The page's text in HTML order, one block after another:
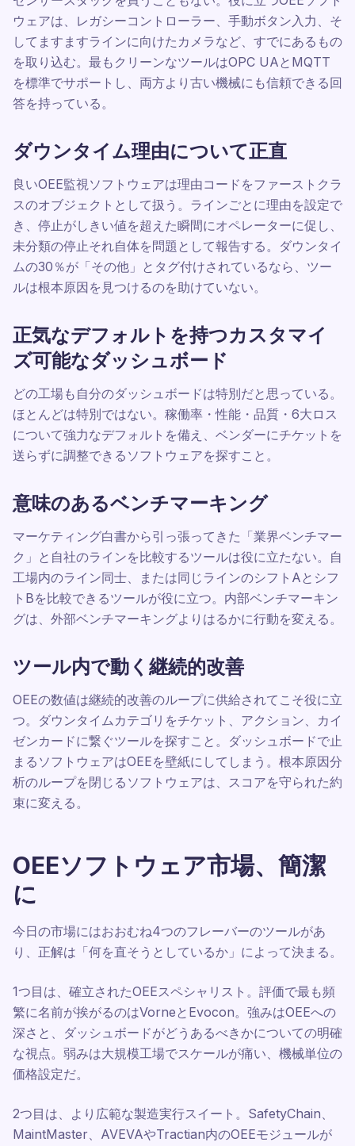
ウェアは、レガシーコントローラー、手動ボタン入力、そ
してますますラインに向けたカメラなど、すでにあるもの
を取り込む。最もクリーンなツールはOPC UAとMQTT
を標準でサポートし、両方より古い機械にも信頼できる回
答を持っている。
ダウンタイム理由について正直
良いOEE監視ソフトウェアは理由コードをファーストクラ
スのオブジェクトとして扱う。ラインごとに理由を設定で
き、停止がしきい値を超えた瞬間にオペレーターに促し、
未分類の停止それ自体を問題として報告する。ダウンタイ
ムの30％が「その他」とタグ付けされているなら、ツー
ルは根本原因を見つけるのを助けていない。
正気なデフォルトを持つカスタマイ
ズ可能なダッシュボード
どの工場も自分のダッシュボードは特別だと思っている。
ほとんどは特別ではない。稼働率・性能・品質・6大ロス
について強力なデフォルトを備え、ベンダーにチケットを
送らずに調整できるソフトウェアを探すこと。
意味のあるベンチマーキング
マーケティング白書から引っ張ってきた「業界ベンチマー
ク」と自社のラインを比較するツールは役に立たない。自
工場内のライン同士、または同じラインのシフトAとシフ
トBを比較できるツールが役に立つ。内部ベンチマーキン
グは、外部ベンチマーキングよりはるかに行動を変える。
ツール内で動く継続的改善
OEEの数値は継続的改善のループに供給されてこそ役に立
つ。ダウンタイムカテゴリをチケット、アクション、カイ
ゼンカードに繋ぐツールを探すこと。ダッシュボードで止
まるソフトウェアはOEEを壁紙にしてしまう。根本原因分
析のループを閉じるソフトウェアは、スコアを守られた約
束に変える。
OEEソフトウェア市場、簡潔
に
今日の市場にはおおむね4つのフレーバーのツールがあ
り、正解は「何を直そうとしているか」によって決まる。
1つ目は、確立されたOEEスペシャリスト。評価で最も頻
繁に名前が挨がるのはVorneとEvocon。強みはOEEへの
深さと、ダッシュボードがどうあるべきかについての明確
な視点。弱みは大規模工場でスケールが痛い、機械単位の
価格設定だ。
2つ目は、より広範な製造実行スイート。SafetyChain、
MaintMaster、AVEVAやTractian内のOEEモジュールが